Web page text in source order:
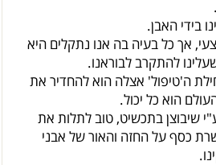
בידי האבן.
אך כל בעיה בה אנו נתקלים היא
להתקרב לבוראנו.
ה'טיפול' אצלה הוא להחדיר את
הוא כל יכול.
שיבוצן בתכשיט, טוב לתלות את
כסף על החזה והאור של אבני